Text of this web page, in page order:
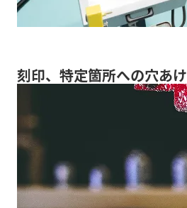
刻印、特定箇所への穴あけ